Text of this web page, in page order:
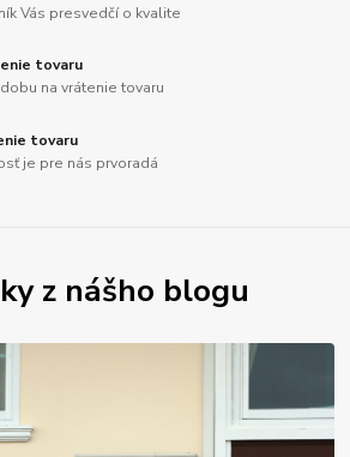
Vás presvedčí o kvalite
tovaru
na vrátenie tovaru
tovaru
je pre nás prvoradá
z nášho blogu